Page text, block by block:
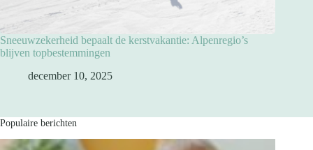
Sneeuwzekerheid bepaalt de kerstvakantie: Alpenregio’s
blijven topbestemmingen
december 10, 2025
Populaire berichten